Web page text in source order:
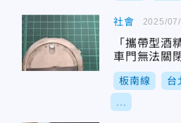
社會
「攜帶型酒
車門無法關
板南線 台
2025/